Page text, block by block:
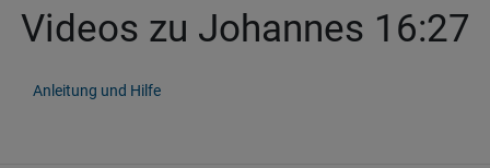
Videos zu Johannes 16:27
Anleitung und Hilfe